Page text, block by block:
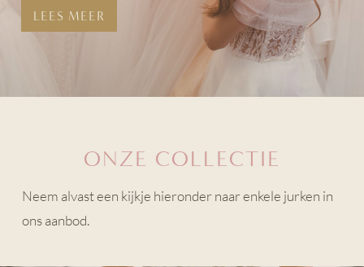
LEES MEER
ONZE COLLECTIE
Neem alvast een kijkje hieronder naar enkele jurken in
ons aanbod.